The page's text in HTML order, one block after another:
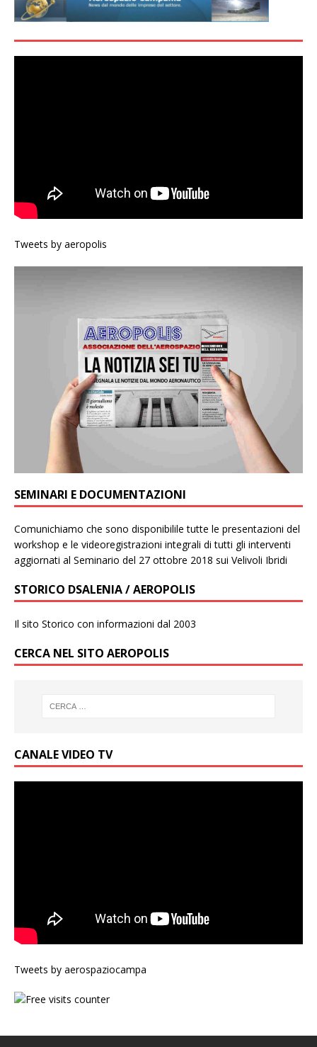
Tweets by aeropolis
SEMINARI E DOCUMENTAZIONI
Comunichiamo che sono disponibilile tutte le presentazioni del
workshop e le videoregistrazioni integrali di tutti gli interventi
aggiornati al Seminario del 27 ottobre 2018 sui Velivoli Ibridi
STORICO DSALENIA / AEROPOLIS
Il sito Storico con informazioni dal 2003
CERCA NEL SITO AEROPOLIS
CANALE VIDEO TV
Tweets by aerospaziocampa